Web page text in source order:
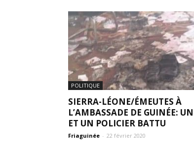
POLITIQUE
SIERRA-LÉONE/ÉMEUTES À
L’AMBASSADE DE GUINÉE:
ET UN POLICIER BATTU
Friaguinée - 22 février 2020